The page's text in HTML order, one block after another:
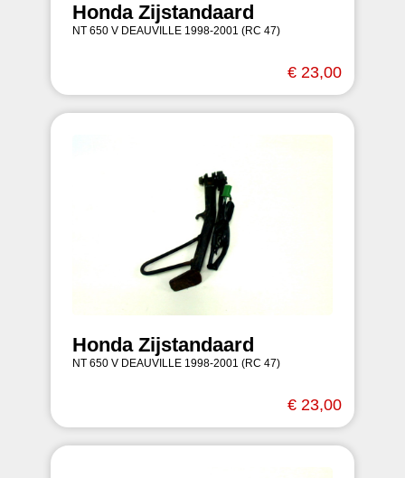
Honda Zijstandaard
NT 650 V DEAUVILLE 1998-2001 (RC 47)
€ 23,00
Honda Zijstandaard
NT 650 V DEAUVILLE 1998-2001 (RC 47)
€ 23,00